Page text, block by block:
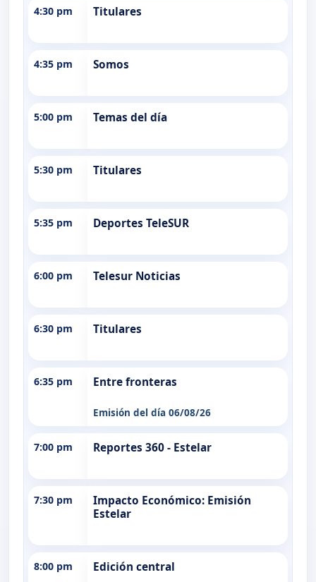
4:30 pm Titulares
4:35 pm Somos
5:00 pm Temas del día
5:30 pm Titulares
5:35 pm Deportes TeleSUR
6:00 pm Telesur Noticias
6:30 pm Titulares
6:35 pm Entre fronteras
Emisión del día 06/08/26
7:00 pm Reportes 360 - Estelar
7:30 pm
Impacto Económico: Emisión
Estelar
8:00 pm Edición central